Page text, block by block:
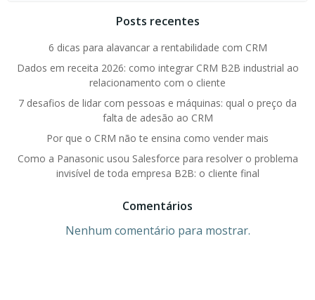
Posts recentes
6 dicas para alavancar a rentabilidade com CRM
Dados em receita 2026: como integrar CRM B2B industrial ao
relacionamento com o cliente
7 desafios de lidar com pessoas e máquinas: qual o preço da
falta de adesão ao CRM
Por que o CRM não te ensina como vender mais
Como a Panasonic usou Salesforce para resolver o problema
invisível de toda empresa B2B: o cliente final
Comentários
Nenhum comentário para mostrar.